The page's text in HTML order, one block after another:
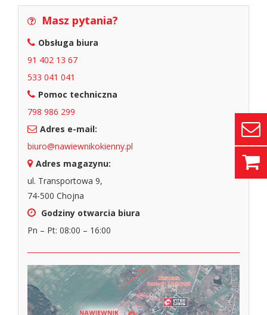
Masz pytania?
Obsługa biura
91 402 13 67
533 041 041
Pomoc techniczna
798 986 299
Adres e-mail:
biuro@nawiewnikokienny.pl
Adres magazynu:
ul. Transportowa 9,
74-500 Chojna
Godziny otwarcia biura
Pn – Pt: 08:00 – 16:00